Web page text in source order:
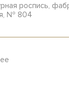
роспись,
№ 804